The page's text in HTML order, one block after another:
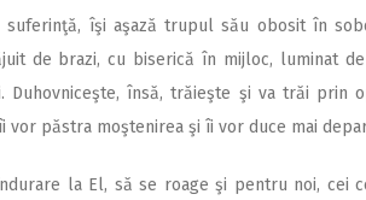
suferinţă, îşi aşază trupul său obosit în
de brazi, cu biserică în mijloc, luminat
însă, trăieşte şi va trăi prin
vor păstra moştenirea şi îi vor duce mai
la El, să se roage şi pentru noi, cei